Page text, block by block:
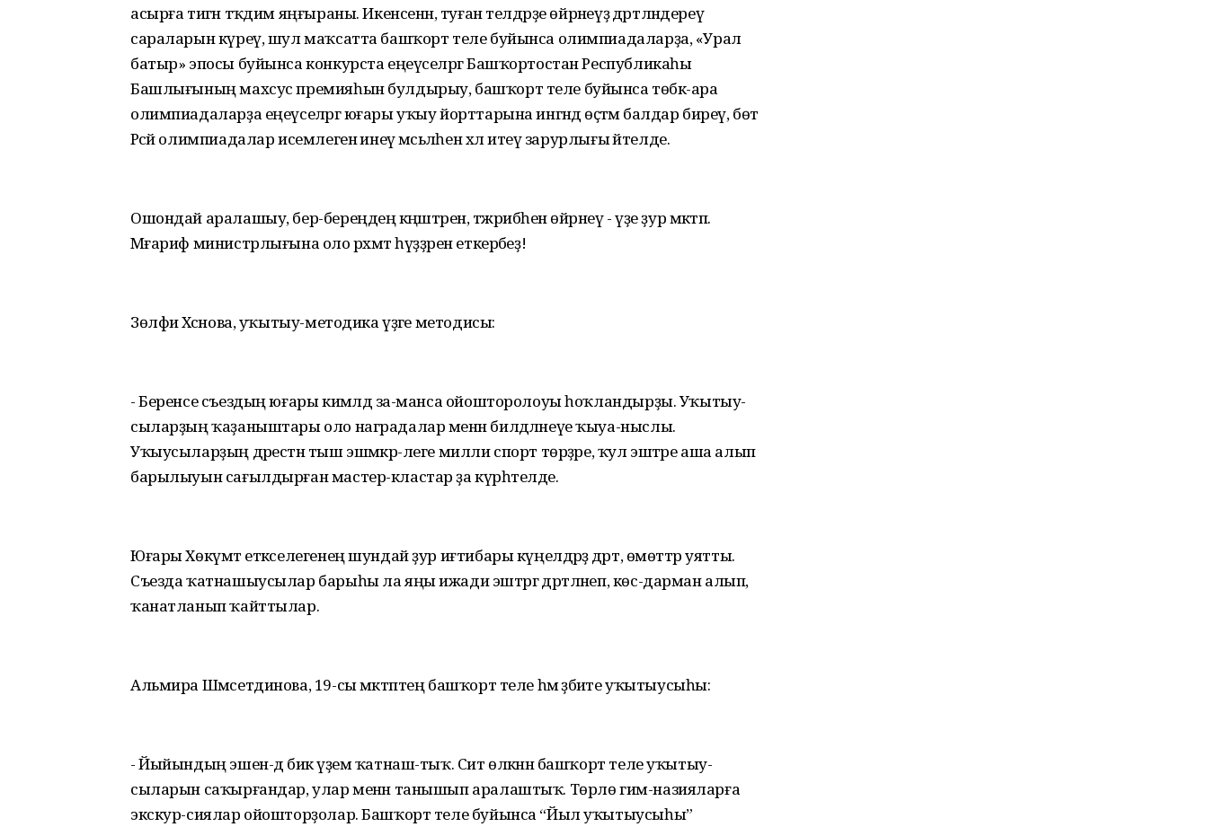
асырға тигән тәҡдим яңғыраны. Икенсенән, туған телдәрҙе өйрәнеүҙә дәртләндереү
сараларын күреү, шул маҡсатта башҡорт теле буйынса олимпиадаларҙа, «Урал
батыр» эпосы буйынса конкурста еңеүселәргә Башҡортостан Республикаһы
Башлығының махсус премияһын булдырыу, башҡорт теле буйынса төбәк-ара
олимпиадаларҙа еңеүселәргә юғары уҡыу йорттарына ингәндә өҫтәмә балдар биреү, бөтә
Рәсәй олимпиадалар исемлегенә инеү мәсьәләһен хәл итеү зарурлығы әйтелде.
Ошондай аралашыу, бер-береңдең кәңәштәрен, тәжрибәһен өйрәнеү - үҙе ҙур мәктәп.
Мәғариф министрлығына оло рәхмәт һүҙҙәрен еткерәбеҙ!
Зөлфиә Хәсәнова, уҡытыу-методика үҙәге методисы:
- Беренсе съездың юғары кимәлдә за-манса ойошторолоуы һоҡландырҙы. Уҡытыу-
сыларҙың ҡаҙаныштары оло наградалар менән билдәләнеүе ҡыуа-ныслы.
Уҡыусыларҙың дәрестән тыш эшмәкәр-леге милли спорт төрҙәре, ҡул эштәре аша алып
барылыуын сағылдырған мастер-кластар ҙа күрһәтелде.
Юғары Хөкүмәт етәкселегенең шундай ҙур иғтибары күңелдәрҙә дәрт, өмөттәр уятты.
Съезда ҡатнашыусылар барыһы ла яңы ижади эштәргә дәртләнеп, көс-дарман алып,
ҡанатланып ҡайттылар.
Альмира Шәмсетдинова, 19-сы мәктәптең башҡорт теле һәм әҙәбиәте уҡытыусыһы:
- Йыйындың эшен-дә бик әүҙем ҡатнаш-тыҡ. Сит өлкәнән башҡорт теле уҡытыу-
сыларын саҡырғандар, улар менән танышып аралаштыҡ. Төрлө гим-назияларға
экскур-сиялар ойошторҙолар. Башҡорт теле буйынса “Йыл уҡытыусыһы”